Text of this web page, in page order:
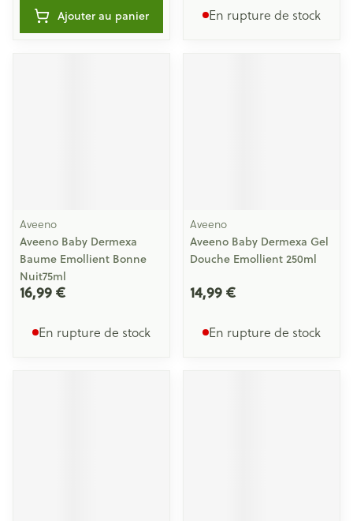
Ajouter au panier En rupture de stock
Aveeno
Aveeno Baby Dermexa
Baume Emollient Bonne
Nuit75ml
16,99 €
En rupture de stock
Aveeno
Aveeno Baby Dermexa Gel
Douche Emollient 250ml
14,99 €
En rupture de stock